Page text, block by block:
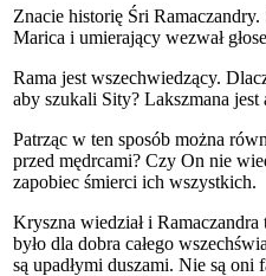
Znacie historię Śri
Marica i umierający wezwał
Rama jest wszechwiedzący.
aby szukali Sity? Lakszmana jest
Patrząc w ten sposób można
przed mędrcami? Czy On nie
zapobiec śmierci ich wszystkich.
Kryszna wiedział i
było dla dobra całego
są upadłymi duszami. Nie są oni